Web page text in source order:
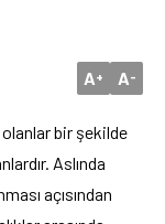
A+ A-
olanlar bir şekilde
Aslında
açısından